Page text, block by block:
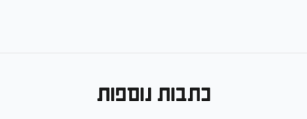
כתבות נוספות